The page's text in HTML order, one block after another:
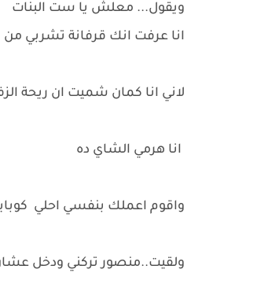
ويقول... معلش يا ست البنات
انا عرفت انك قرفانة تشربي
لاني انا كمان شميت ان ريحة
انا هرمي الشاي ده
واقوم اعملك بنفسي احلي
ولقيت..منصور تركني ودخل